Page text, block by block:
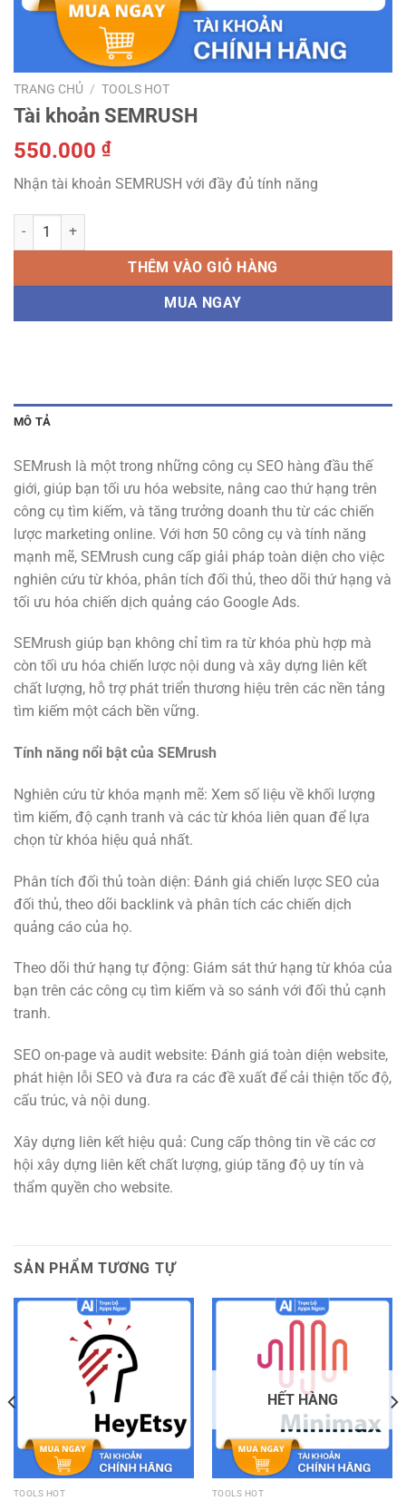
TRANG CHỦ / TOOLS HOT
Tài khoản SEMRUSH
550.000 ₫
Nhận tài khoản SEMRUSH với đầy đủ tính năng
Tài khoản SEMRUSH số lượng
THÊM VÀO GIỎ HÀNG
MUA NGAY
MÔ TẢ
SEMrush là một trong những công cụ SEO hàng đầu thế
giới, giúp bạn tối ưu hóa website, nâng cao thứ hạng trên
công cụ tìm kiếm, và tăng trưởng doanh thu từ các chiến
lược marketing online. Với hơn 50 công cụ và tính năng
mạnh mẽ, SEMrush cung cấp giải pháp toàn diện cho việc
nghiên cứu từ khóa, phân tích đối thủ, theo dõi thứ hạng và
tối ưu hóa chiến dịch quảng cáo Google Ads.
SEMrush giúp bạn không chỉ tìm ra từ khóa phù hợp mà
còn tối ưu hóa chiến lược nội dung và xây dựng liên kết
chất lượng, hỗ trợ phát triển thương hiệu trên các nền tảng
tìm kiếm một cách bền vững.
Tính năng nổi bật của SEMrush
Nghiên cứu từ khóa mạnh mẽ: Xem số liệu về khối lượng
tìm kiếm, độ cạnh tranh và các từ khóa liên quan để lựa
chọn từ khóa hiệu quả nhất.
Phân tích đối thủ toàn diện: Đánh giá chiến lược SEO của
đối thủ, theo dõi backlink và phân tích các chiến dịch
quảng cáo của họ.
Theo dõi thứ hạng tự động: Giám sát thứ hạng từ khóa của
bạn trên các công cụ tìm kiếm và so sánh với đối thủ cạnh
tranh.
SEO on-page và audit website: Đánh giá toàn diện website,
phát hiện lỗi SEO và đưa ra các đề xuất để cải thiện tốc độ,
cấu trúc, và nội dung.
Xây dựng liên kết hiệu quả: Cung cấp thông tin về các cơ
hội xây dựng liên kết chất lượng, giúp tăng độ uy tín và
thẩm quyền cho website.
SẢN PHẨM TƯƠNG TỰ
TOOLS HOT
HẾT HÀNG
TOOLS HOT